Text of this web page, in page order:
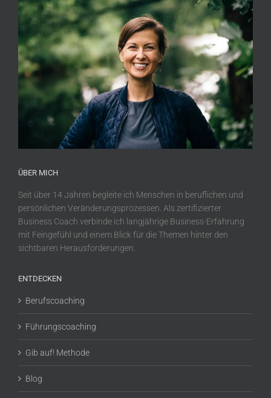
ÜBER MICH
Seit über 14 Jahren begleite ich Menschen in beruflichen und
persönlichen Veränderungsprozessen. Als zertifizierter
Business Coach verbinde ich langjährige Business-Erfahrung
mit Feingefühl und einem Blick für die Themen hinter den
sichtbaren Herausforderungen.
ENTDECKEN
Berufscoaching
Führungscoaching
Gib auf! Methode
Blog